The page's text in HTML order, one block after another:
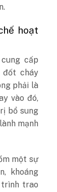
hoạt
cấp
cháy
phải là
vào đó,
bổ sung
mạnh
một sự
khoáng
trình trao